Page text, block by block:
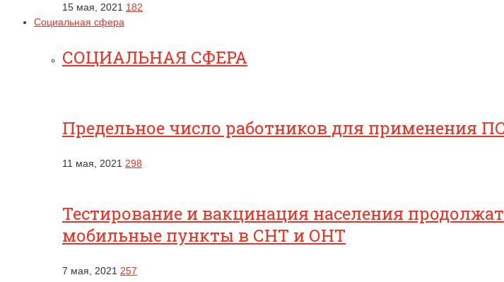
15 мая, 2021 182
Социальная сфера
СОЦИАЛЬНАЯ СФЕРА
Предельное число работников для применения
11 мая, 2021 298
Тестирование и вакцинация населения
мобильные пункты в СНТ и ОНТ
7 мая, 2021 257